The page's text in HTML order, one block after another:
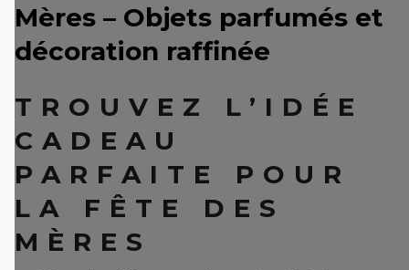
Mères – Objets parfumés et
décoration raffinée
TROUVEZ L’IDÉE
CADEAU
PARFAITE POUR
LA FÊTE DES
MÈRES